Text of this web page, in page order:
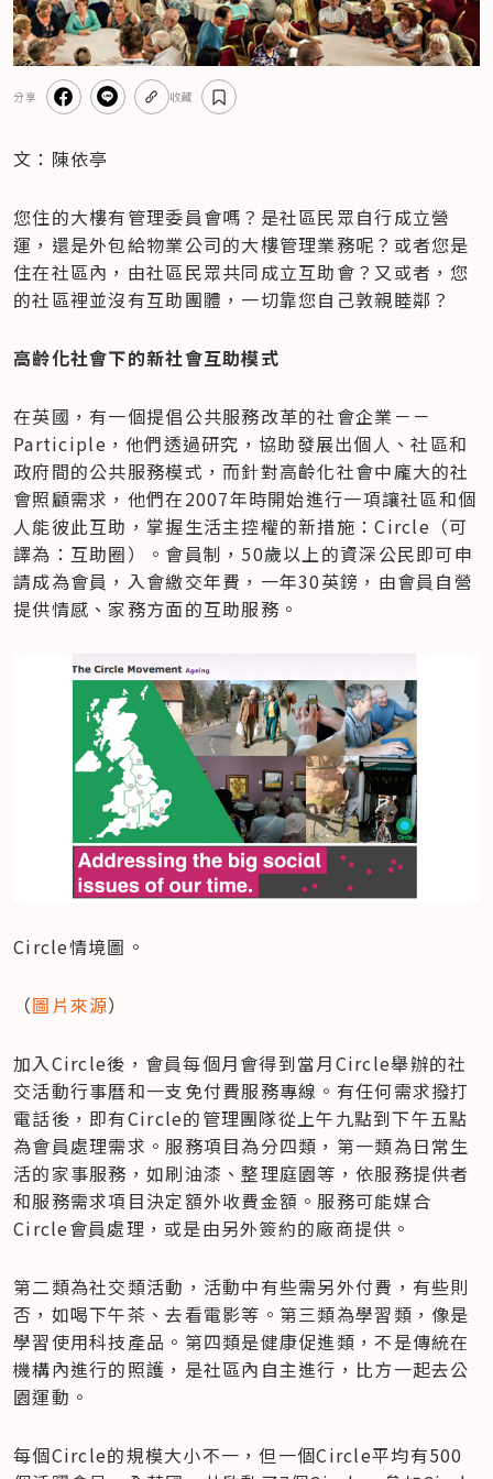
分享 收藏
文：陳依亭
您住的大樓有管理委員會嗎？是社區民眾自行成立營
運，還是外包給物業公司的大樓管理業務呢？或者您是
住在社區內，由社區民眾共同成立互助會？又或者，您
的社區裡並沒有互助團體，一切靠您自己敦親睦鄰？
高齡化社會下的新社會互助模式
在英國，有一個提倡公共服務改革的社會企業－－
Participle，他們透過研究，協助發展出個人、社區和
政府間的公共服務模式，而針對高齡化社會中龐大的社
會照顧需求，他們在2007年時開始進行一項讓社區和個
人能彼此互助，掌握生活主控權的新措施：Circle（可
譯為：互助圈）。會員制，50歲以上的資深公民即可申
請成為會員，入會繳交年費，一年30英鎊，由會員自營
提供情感、家務方面的互助服務。
Circle情境圖。
（圖片來源）
加入Circle後，會員每個月會得到當月Circle舉辦的社
交活動行事曆和一支免付費服務專線。有任何需求撥打
電話後，即有Circle的管理團隊從上午九點到下午五點
為會員處理需求。服務項目為分四類，第一類為日常生
活的家事服務，如刷油漆、整理庭園等，依服務提供者
和服務需求項目決定額外收費金額。服務可能媒合
Circle會員處理，或是由另外簽約的廠商提供。
第二類為社交類活動，活動中有些需另外付費，有些則
否，如喝下午茶、去看電影等。第三類為學習類，像是
學習使用科技產品。第四類是健康促進類，不是傳統在
機構內進行的照護，是社區內自主進行，比方一起去公
園運動。
每個Circle的規模大小不一，但一個Circle平均有500